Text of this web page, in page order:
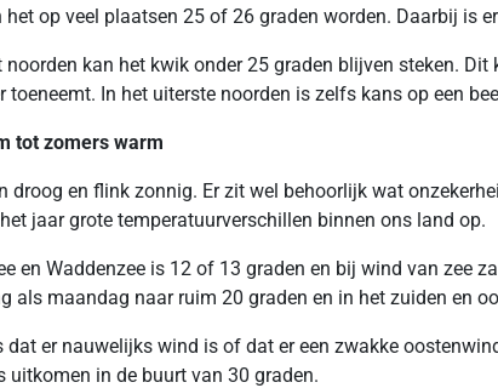
op veel plaatsen 25 of 26 graden worden. Daarbij is
noorden kan het kwik onder 25 graden blijven steken.
In het uiterste noorden is zelfs kans op een
tot zomers warm
droog en flink zonnig. Er zit wel behoorlijk wat
jaar grote temperatuurverschillen binnen ons land op.
en Waddenzee is 12 of 13 graden en bij wind van
als maandag naar ruim 20 graden en in het zuiden en
dat er nauwelijks wind is of dat er een zwakke
in de buurt van 30 graden.